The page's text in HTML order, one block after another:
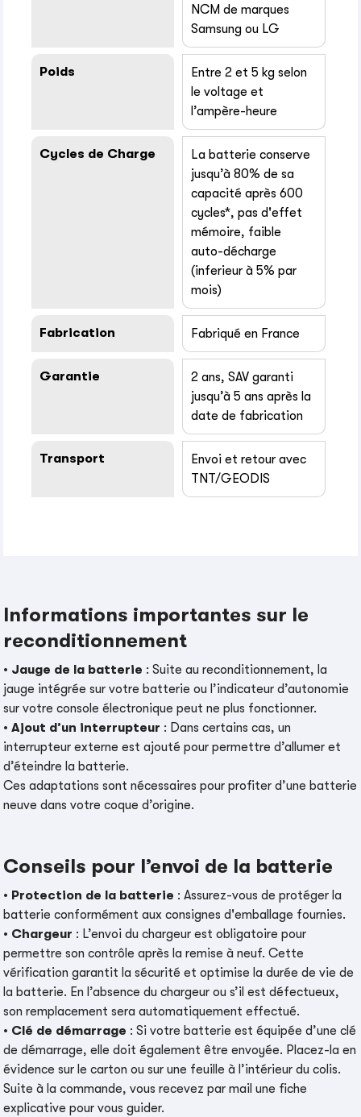
NCM de marques
Samsung ou LG
Poids
Entre 2 et 5 kg selon
le voltage et
l’ampère-heure
Cycles de Charge
La batterie conserve
jusqu’à 80% de sa
capacité après 600
cycles*, pas d'effet
mémoire, faible
auto-décharge
(inferieur à 5% par
mois)
Fabrication Fabriqué en France
Garantie
2 ans, SAV garanti
jusqu’à 5 ans après la
date de fabrication
Transport
Envoi et retour avec
TNT/GEODIS
Informations importantes sur le
reconditionnement
• Jauge de la batterie : Suite au reconditionnement, la
jauge intégrée sur votre batterie ou l’indicateur d’autonomie
sur votre console électronique peut ne plus fonctionner.
•Ajout d’un interrupteur : Dans certains cas, un
interrupteur externe est ajouté pour permettre d’allumer et
d’éteindre la batterie.
Ces adaptations sont nécessaires pour profiter d’une batterie
neuve dans votre coque d’origine.
Conseils pour l’envoi de la batterie
• Protection de la batterie : Assurez-vous de protéger la
batterie conformément aux consignes d'emballage fournies.
• Chargeur : L’envoi du chargeur est obligatoire pour
permettre son contrôle après la remise à neuf. Cette
vérification garantit la sécurité et optimise la durée de vie de
la batterie. En l’absence du chargeur ou s’il est défectueux,
son remplacement sera automatiquement effectué.
• Clé de démarrage : Si votre batterie est équipée d’une clé
de démarrage, elle doit également être envoyée. Placez-la en
évidence sur le carton ou sur une feuille à l’intérieur du colis.
Suite à la commande, vous recevez par mail une fiche
explicative pour vous guider.